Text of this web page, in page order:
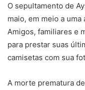
O sepultamento de
maio, em meio a
Amigos, familiares e
para prestar suas
camisetas com sua
A morte prematura